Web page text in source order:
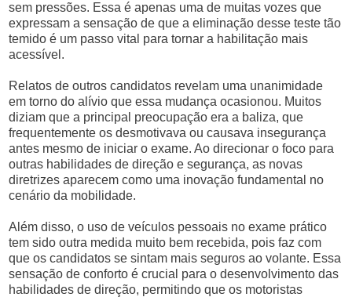
sem pressões. Essa é apenas uma de muitas vozes que
expressam a sensação de que a eliminação desse teste tão
temido é um passo vital para tornar a habilitação mais
acessível.
Relatos de outros candidatos revelam uma unanimidade
em torno do alívio que essa mudança ocasionou. Muitos
diziam que a principal preocupação era a baliza, que
frequentemente os desmotivava ou causava insegurança
antes mesmo de iniciar o exame. Ao direcionar o foco para
outras habilidades de direção e segurança, as novas
diretrizes aparecem como uma inovação fundamental no
cenário da mobilidade.
Além disso, o uso de veículos pessoais no exame prático
tem sido outra medida muito bem recebida, pois faz com
que os candidatos se sintam mais seguros ao volante. Essa
sensação de conforto é crucial para o desenvolvimento das
habilidades de direção, permitindo que os motoristas